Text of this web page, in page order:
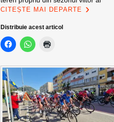
CITEȘTE MAI DEPARTE
Distribuie acest articol